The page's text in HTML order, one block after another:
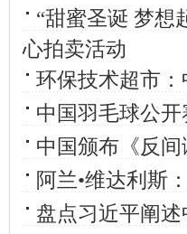
“甜蜜圣诞 梦想
心拍卖活动
环保技术超市
中国羽毛球公开
中国颁布《反间
阿兰•维达利斯
盘点习近平阐